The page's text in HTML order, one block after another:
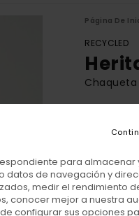
Página De
RECYCLED
Color
para
datos de navegación y
medir el rendimiento
conocer mejor a nuestra
configurar sus opciones